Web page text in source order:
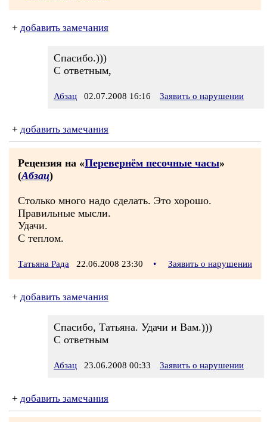
+ добавить замечания
Спасибо.)))
С ответным,
Абзац 02.07.2008 16:16 Заявить о нарушении
+ добавить замечания
Рецензия на «Перевернём песочные часы»
(Абзац)
Столько много надо сделать. Это хорошо.
Правильные мысли.
Удачи.
С теплом.
Татьяна Рада 22.06.2008 23:30 • Заявить о нарушении
+ добавить замечания
Спасибо, Татьяна. Удачи и Вам.)))
С ответным
Абзац 23.06.2008 00:33 Заявить о нарушении
+ добавить замечания